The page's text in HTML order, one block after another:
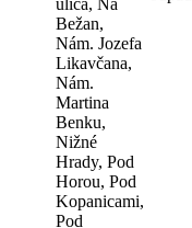
ulica, Na
Bežan,
Nám. Jozefa
Likavčana,
Nám.
Martina
Benku,
Nižné
Hrady, Pod
Horou, Pod
Kopanicami,
Pod